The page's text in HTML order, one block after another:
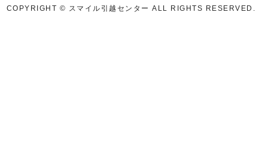
COPYRIGHT © スマイル引越センター ALL RIGHTS RESERVED.